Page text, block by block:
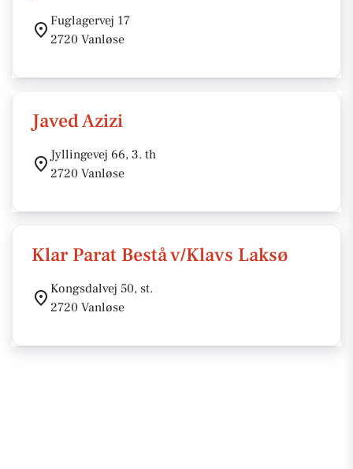
Fuglagervej 17
2720 Vanløse
Javed Azizi
Jyllingevej 66, 3. th
2720 Vanløse
Klar Parat Bestå v/Klavs Laksø
Kongsdalvej 50, st.
2720 Vanløse